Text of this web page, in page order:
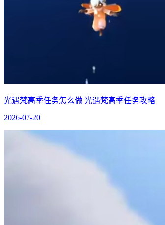
光遇梵高季任务怎么做 光遇梵高季任务攻略
2026-07-20